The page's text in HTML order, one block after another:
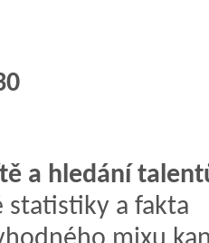
a hledání
statistiky a fakta